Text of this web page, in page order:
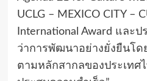
UCLG – MEXICO CITY –
International Award และ
ว่าการพัฒนาอย่างยั่งยืนโ
ตามหลักสากลของประเทศ